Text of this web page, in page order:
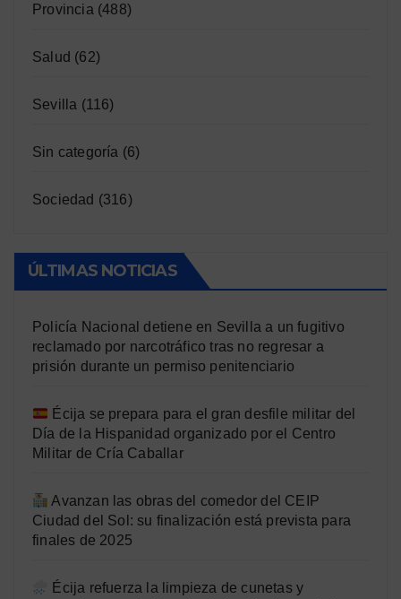
Provincia (488)
Salud (62)
Sevilla (116)
Sin categoría (6)
Sociedad (316)
ÚLTIMAS NOTICIAS
Policía Nacional detiene en Sevilla a un fugitivo
reclamado por narcotráfico tras no regresar a
prisión durante un permiso penitenciario
Écija se prepara para el gran desfile militar del
Día de la Hispanidad organizado por el Centro
Militar de Cría Caballar
Avanzan las obras del comedor del CEIP
Ciudad del Sol: su finalización está prevista para
finales de 2025
Écija refuerza la limpieza de cunetas y